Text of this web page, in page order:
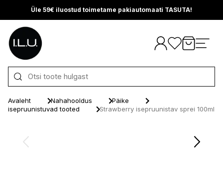
Üle 59€ iluostud toimetame pakiautomaati TASUTA!
Otse sisu juurde
Avaleht Nahahooldus
Päike
isepruunistuvad tooted
Strawberry isepruunistav sprei 100ml